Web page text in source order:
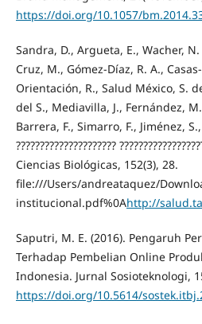
https://doi.org/10.1057/
Sandra, D., Argueta, E., Wacher,
Cruz, M., Gómez-Díaz, R. A.,
Orientación, R., Salud México, S.
del S., Mediavilla, J., Fernández,
Barrera, F., Simarro, F., Jiménez,
?????????????????????
Ciencias Biológicas, 152(3), 28.
file:///Users/andreataquez/
institucional.pdf%0Ahttp://
Saputri, M. E. (2016). Pengaruh
Terhadap Pembelian Online
Indonesia. Jurnal Sosioteknologi,
https://doi.org/10.5614/